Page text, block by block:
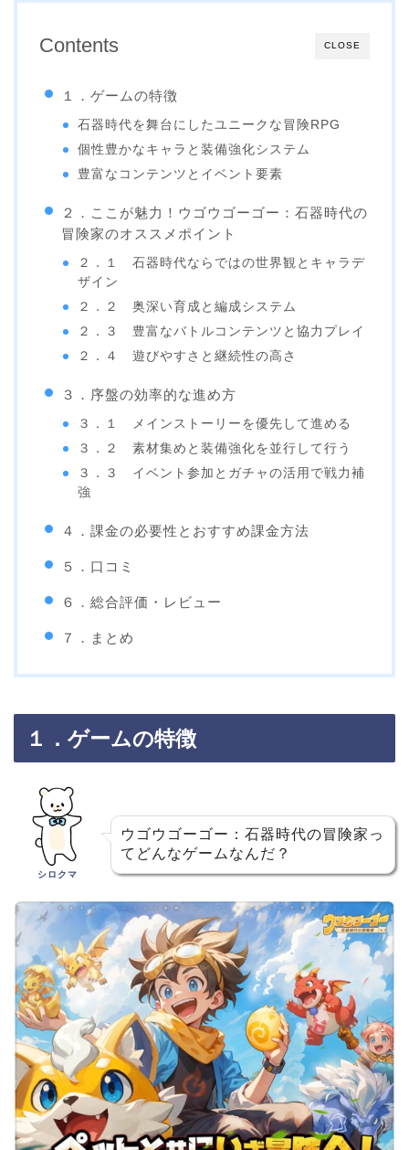
CLOSE
Contents
１．ゲームの特徴
石器時代を舞台にしたユニークな冒険RPG
個性豊かなキャラと装備強化システム
豊富なコンテンツとイベント要素
２．ここが魅力！ウゴウゴーゴー：石器時代の
冒険家のオススメポイント
２．１ 石器時代ならではの世界観とキャラデ
ザイン
２．２ 奥深い育成と編成システム
２．３ 豊富なバトルコンテンツと協力プレイ
２．４ 遊びやすさと継続性の高さ
３．序盤の効率的な進め方
３．１ メインストーリーを優先して進める
３．２ 素材集めと装備強化を並行して行う
３．３ イベント参加とガチャの活用で戦力補
強
４．課金の必要性とおすすめ課金方法
５．口コミ
６．総合評価・レビュー
７．まとめ
１．ゲームの特徴
シロクマ
ウゴウゴーゴー：石器時代の冒険家っ
てどんなゲームなんだ？